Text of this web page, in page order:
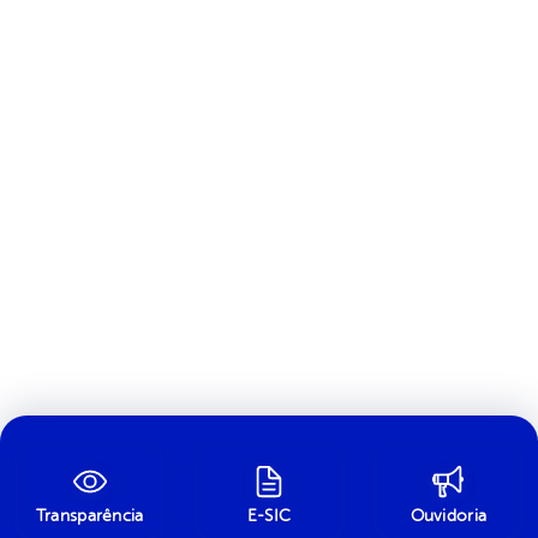
Transparência E-SIC Ouvidoria